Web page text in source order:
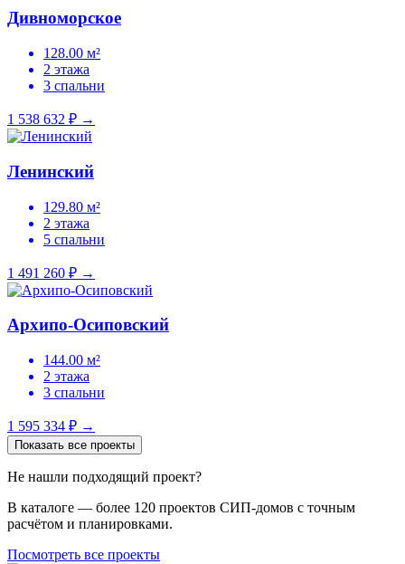
Дивноморское
128.00 м²
2 этажа
3 спальни
1 538 632 ₽ →
Ленинский
129.80 м²
2 этажа
5 спальни
1 491 260 ₽ →
Архипо-Осиповский
144.00 м²
2 этажа
3 спальни
1 595 334 ₽ →
Показать все проекты
Не нашли подходящий проект?
В каталоге — более 120 проектов СИП-домов с точным
расчётом и планировками.
Посмотреть все проекты